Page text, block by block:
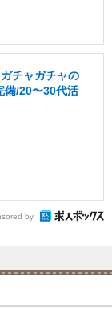
チャガチャの
備/20〜30代活
by